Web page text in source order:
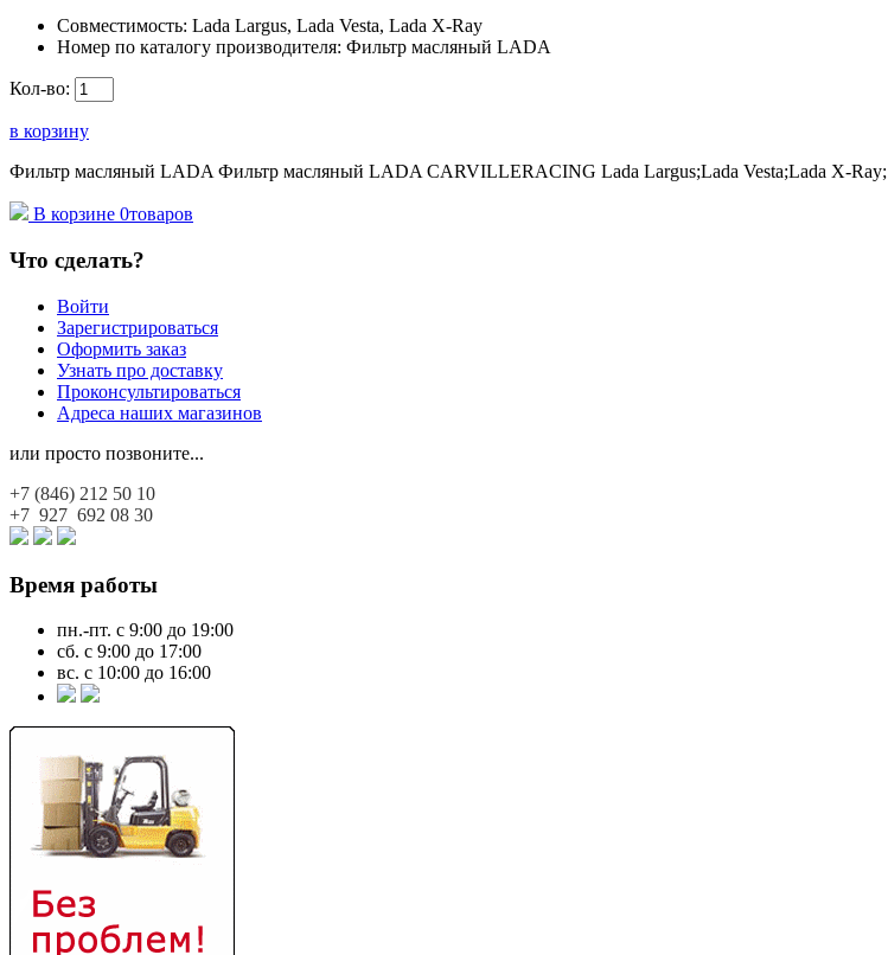
Совместимость: Lada Largus, Lada Vesta, Lada X-Ray
Номер по каталогу производителя: Фильтр масляный LADA
Кол-во:
в корзину
Фильтр масляный LADA Фильтр масляный LADA CARVILLERACING Lada Largus;Lada Vesta;Lada X-Ray;
В корзине 0товаров
Что сделать?
Войти
Зарегистрироваться
Оформить заказ
Узнать про доставку
Проконсультироваться
Адреса наших магазинов
или просто позвоните...
+7 (846) 212 50 10
+7 927 692 08 30
Время работы
пн.-пт. с 9:00 до 19:00
сб. с 9:00 до 17:00
вс. с 10:00 до 16:00